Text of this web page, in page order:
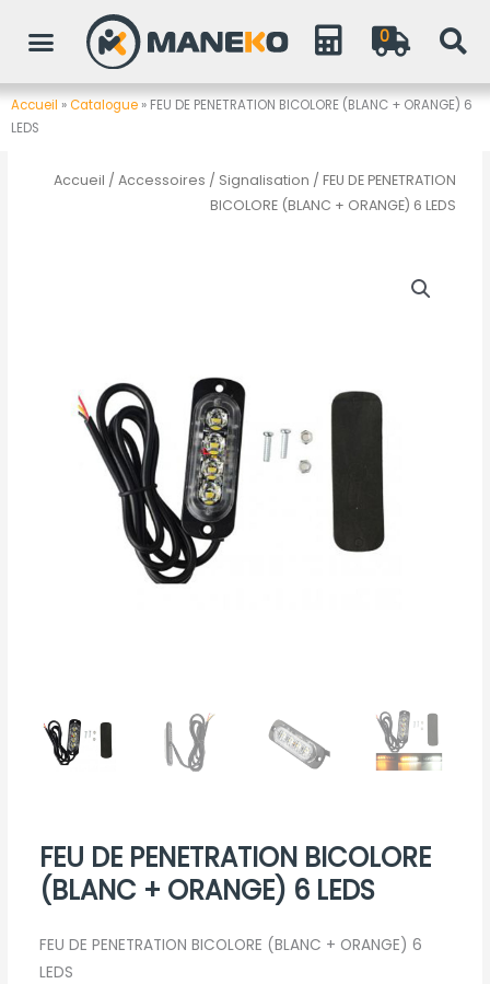
0
Accueil »Catalogue » FEU DE PENETRATION BICOLORE (BLANC + ORANGE) 6
LEDS
Accueil / Accessoires / Signalisation / FEU DE PENETRATION
BICOLORE (BLANC + ORANGE) 6 LEDS
FEU DE PENETRATION BICOLORE
(BLANC + ORANGE) 6 LEDS
FEU DE PENETRATION BICOLORE (BLANC + ORANGE) 6
LEDS